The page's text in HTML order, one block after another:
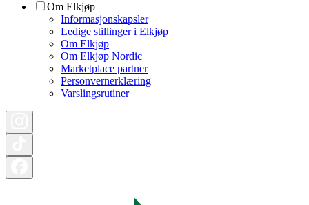
Om Elkjøp
Informasjonskapsler
Ledige stillinger i Elkjøp
Om Elkjøp
Om Elkjøp Nordic
Marketplace partner
Personvernerklæring
Varslingsrutiner